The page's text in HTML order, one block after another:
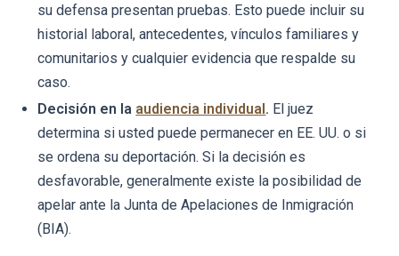
su defensa presentan pruebas. Esto puede incluir su
historial laboral, antecedentes, vínculos familiares y
comunitarios y cualquier evidencia que respalde su
caso.
Decisión en la audiencia individual. El juez
determina si usted puede permanecer en EE. UU. o si
se ordena su deportación. Si la decisión es
desfavorable, generalmente existe la posibilidad de
apelar ante la Junta de Apelaciones de Inmigración
(BIA).